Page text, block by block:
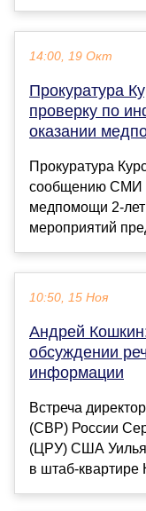
14:00, 19 Окт
Прокуратура
проверку по
оказании
Прокуратура
сообщению СМИ
медпомощи 2-
мероприятий
10:50, 15 Ноя
Андрей
обсуждении
информации
Встреча
(СВР) России
(ЦРУ) США
в штаб-квартире